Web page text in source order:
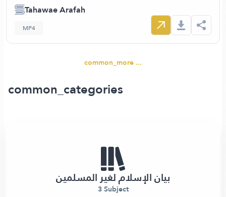
Tahawae Arafah
MP4
common_more ...
common_categories
بيان الإسلام لغير المسلمين
3 Subject